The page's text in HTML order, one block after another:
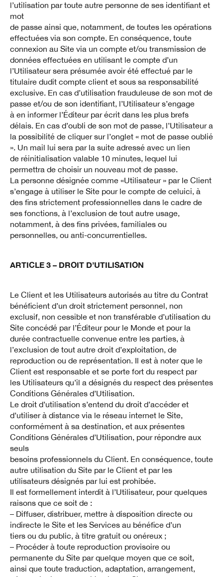
l’utilisation par toute autre personne de ses identifiant et
mot
de passe ainsi que, notamment, de toutes les opérations
effectuées via son compte. En conséquence, toute
connexion au Site via un compte et/ou transmission de
données effectuées en utilisant le compte d’un
l’Utilisateur sera présumée avoir été effectué par le
titulaire dudit compte client et sous sa responsabilité
exclusive. En cas d’utilisation frauduleuse de son mot de
passe et/ou de son identifiant, l’Utilisateur s’engage
à en informer l’Éditeur par écrit dans les plus brefs
délais. En cas d’oubli de son mot de passe, l’Utilisateur a
la possibilité de cliquer sur l’onglet « mot de passe oublié
». Un mail lui sera par la suite adressé avec un lien
de réinitialisation valable 10 minutes, lequel lui
permettra de choisir un nouveau mot de passe.
La personne désignée comme «Utilisateur » par le Client
s’engage à utiliser le Site pour le compte de celuici, à
des fins strictement professionnelles dans le cadre de
ses fonctions, à l’exclusion de tout autre usage,
notamment, à des fins privées, familiales ou
personnelles, ou anti-concurrentielles.
ARTICLE 3 – DROIT D’UTILISATION
Le Client et les Utilisateurs autorisés au titre du Contrat
bénéficient d’un droit strictement personnel, non
exclusif, non cessible et non transférable d’utilisation du
Site concédé par l’Éditeur pour le Monde et pour la
durée contractuelle convenue entre les parties, à
l’exclusion de tout autre droit d’exploitation, de
reproduction ou de représentation. Il est à noter que le
Client est responsable et se porte fort du respect par
les Utilisateurs qu’il a désignés du respect des présentes
Conditions Générales d’Utilisation.
Le droit d’utilisation s’entend du droit d’accéder et
d’utiliser à distance via le réseau internet le Site,
conformément à sa destination, et aux présentes
Conditions Générales d’Utilisation, pour répondre aux
seuls
besoins professionnels du Client. En conséquence, toute
autre utilisation du Site par le Client et par les
utilisateurs désignés par lui est prohibée.
Il est formellement interdit à l’Utilisateur, pour quelques
raisons que ce soit de :
– Diffuser, distribuer, mettre à disposition directe ou
indirecte le Site et les Services au bénéfice d’un
tiers ou du public, à titre gratuit ou onéreux ;
– Procéder à toute reproduction provisoire ou
permanente du Site par quelque moyen que ce soit,
ainsi que toute traduction, adaptation, arrangement,